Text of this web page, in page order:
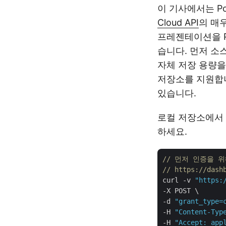
이 기사에서는
Cloud API의 매
프레젠테이션을
습니다. 먼저 소
자체 저장 용량
저장소를 지원
있습니다.
로컬 저장소에
하세요.
// 먼저 인증을 위
// https://
curl -v
-X POST \
-d
-H
"Content-
-H
"Accept: